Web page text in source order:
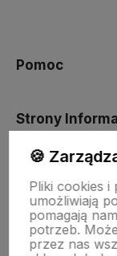
Pomoc
Strony
O firmie
🍪
Pliki cookies i
umożliwiają
pomagają
potrzeb.
przez nas